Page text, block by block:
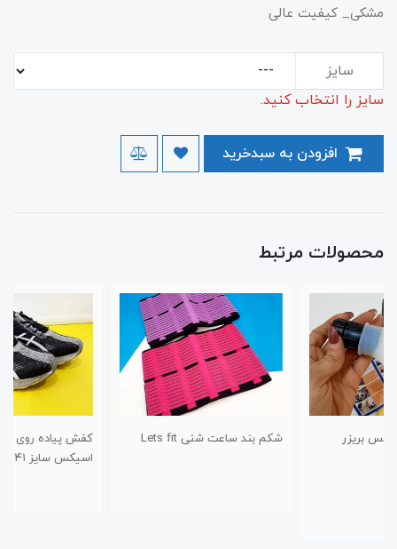
مشکی_ کیفیت عالی
سایز
سایز را انتخاب کنید.
محصولات مرتبط
شکم بند ساعت شنی Lets fit
کفش پیاده روی و راحتی طرح